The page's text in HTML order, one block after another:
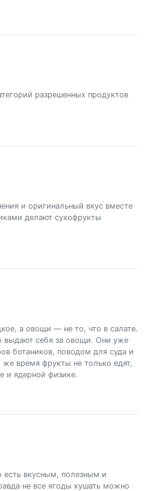
разрешенных продуктов
и оригинальный вкус вместе
делают сухофрукты
а овощи — не то, что в салате.
выдают себя за овощи. Они уже
ботаников, поводом для суда и
время фрукты не только едят,
и ядерной физике.
вкусным, полезным и
не все ягоды кушать можно